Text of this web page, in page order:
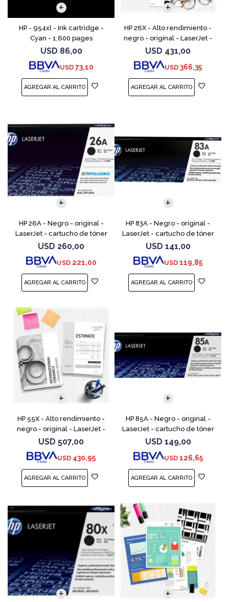
HP - 954xl - Ink cartridge -
Cyan - 1,600 pages
USD 86,00
USD 73,10
HP 26X - Alto rendimiento -
negro - original - LaserJet -
cartucho de tóner (CF226X) -
para LaserJet Pro M402, MFP
M426
USD 431,00
USD 366,35
HP 26A - Negro - original -
LaserJet - cartucho de tóner
(CF226A) - para LaserJet Pro
M402, MFP M426
USD 260,00
USD 221,00
HP 83A - Negro - original -
LaserJet - cartucho de tóner
(CF283A) - para LaserJet Pro
M201, M202, MFP M125, MFP
M127, MFP M225
USD 141,00
USD 119,85
HP 55X - Alto rendimiento -
negro - original - LaserJet -
cartucho de tóner (CE255X) -
para LaserJet Enterprise MFP
M525; LaserJ
USD 507,00
USD 430,95
HP 85A - Negro - original -
LaserJet - cartucho de tóner
(CE285A) - para LaserJet Pro
M1132 MFP, M1212nf MFP,
M1217nfw MFP, P110
USD 149,00
USD 126,65